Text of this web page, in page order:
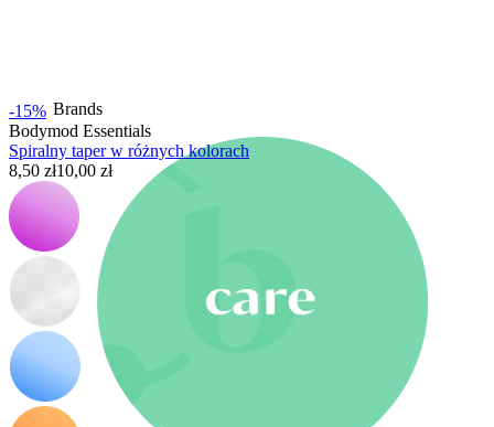
Brands
-15%
Bodymod Essentials
Spiralny taper w różnych kolorach
8,50 zł10,00 zł